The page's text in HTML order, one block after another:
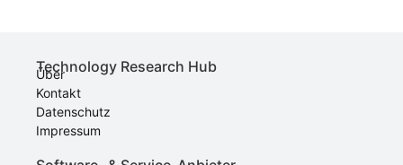
Technology Research Hub
Über
Kontakt
Datenschutz
Impressum